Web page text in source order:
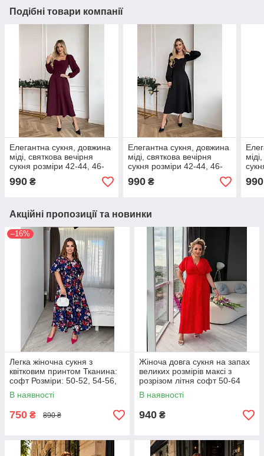
Подібні товари компанії
Елегантна сукня, довжина
міді, святкова вечірня
сукня розміри 42-44, 46-
48
990 ₴
Елегантна сукня, довжина
міді, святкова вечірня
сукня розміри 42-44, 46-
48
990₴
48
990
Акційні пропозиції та новинки
–16%
Легка жіночна сукня з
квітковим принтом Тканина:
софт Розміри: 50-52, 54-56,
58-60, 62-64
В наявності
750 ₴ 890 ₴
Жіноча довга сукня на запах
великих розмірів максі з
розрізом літня софт 50-64
В наявності
940 ₴